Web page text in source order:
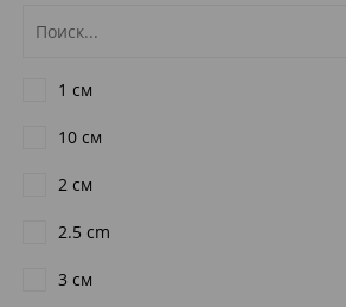
1 см
10 см
2 см
2.5 cm
3 см